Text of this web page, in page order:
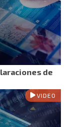
de
VIDEO